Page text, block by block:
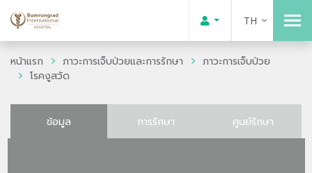
TH
หน้าแรก ภาวะการเจ็บป่วยและการรักษา
ภาวะการเจ็บป่วย
โรคงูสวัด
ข้อมูล การรักษา ศูนย์รักษา